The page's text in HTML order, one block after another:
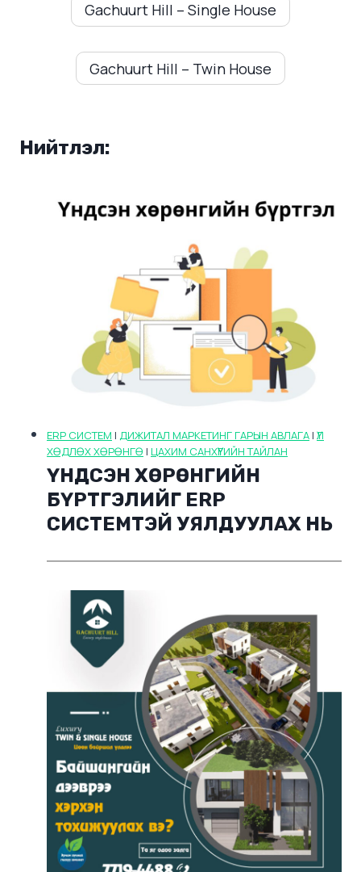
Gachuurt Hill – Single House
Gachuurt Hill – Twin House
Нийтлэл:
ERP СИСТЕМ | ДИЖИТАЛ МАРКЕТИНГ ГАРЫН АВЛАГА | ҮЛ
ХӨДЛӨХ ХӨРӨНГӨ | ЦАХИМ САНХҮҮГИЙН ТАЙЛАН
ҮНДСЭН ХӨРӨНГИЙН
БҮРТГЭЛИЙГ ERP
СИСТЕМТЭЙ УЯЛДУУЛАХ НЬ